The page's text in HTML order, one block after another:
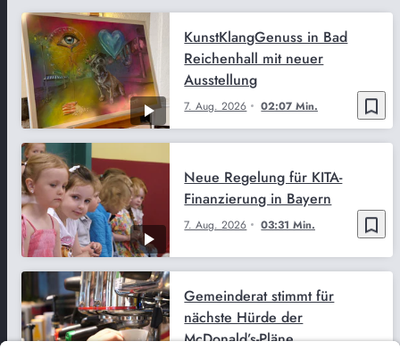
bookmark_border
7. Aug. 2026 02:07 Min.
KunstKlangGenuss in Bad
Reichenhall mit neuer
Ausstellung
bookmark_border
7. Aug. 2026 03:31 Min.
Neue Regelung für KITA-
Finanzierung in Bayern
Gemeinderat stimmt für
nächste Hürde der
McDonald’s-Pläne